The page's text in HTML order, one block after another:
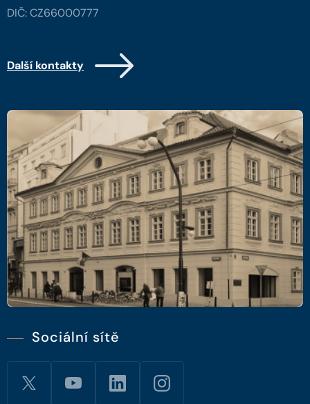
DIČ: CZ66000777
Další kontakty
Sociální sítě